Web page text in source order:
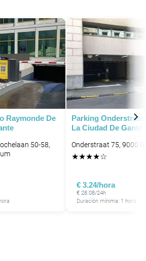
Raymonde De
50-58,
Parking Onderstraat
La Ciudad De Gante
Onderstraat 75, 9000
★★★★☆
€ 3.24/hora
€ 28.08/24h
Duración mínima: 1 hora